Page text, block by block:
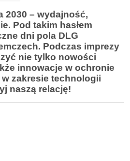
2030 – wydajność,
Pod takim hasłem
dni pola DLG
Podczas imprezy
nie tylko nowości
innowacje w ochronie
zakresie technologii
naszą relację!